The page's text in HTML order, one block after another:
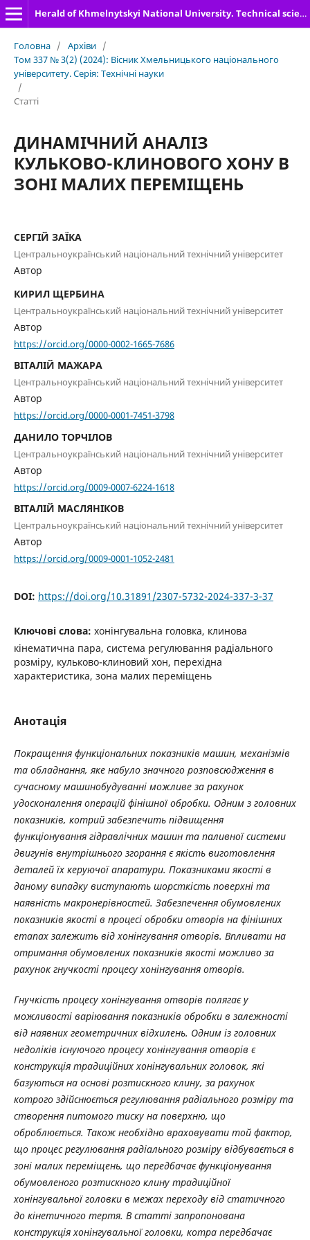
Herald of Khmelnytskyi National University. Technical sciences
Головна / Архіви /
Том 337 № 3(2) (2024): Вісник Хмельницького національного
університету. Серія: Технічні науки
/
Статті
ДИНАМІЧНИЙ АНАЛІЗ
КУЛЬКОВО-КЛИНОВОГО ХОНУ В
ЗОНІ МАЛИХ ПЕРЕМІЩЕНЬ
СЕРГІЙ ЗАЇКА
Центральноукраїнський національний технічний університет
Автор
КИРИЛ ЩЕРБИНА
Центральноукраїнський національний технічний університет
Автор
https://orcid.org/0000-0002-1665-7686
ВІТАЛІЙ МАЖАРА
Центральноукраїнський національний технічний університет
Автор
https://orcid.org/0000-0001-7451-3798
ДАНИЛО ТОРЧІЛОВ
Центральноукраїнський національний технічний університет
Автор
https://orcid.org/0009-0007-6224-1618
ВІТАЛІЙ МАСЛЯНІКОВ
Центральноукраїнський національний технічний університет
Автор
https://orcid.org/0009-0001-1052-2481
DOI: https://doi.org/10.31891/2307-5732-2024-337-3-37
Ключові слова: хонінгувальна головка, клинова
кінематична пара, система регулювання радіального
розміру, кульково-клиновий хон, перехідна
характеристика, зона малих переміщень
Анотація
Покращення функціональних показників машин, механізмів
та обладнання, яке набуло значного розповсюдження в
сучасному машинобудуванні можливе за рахунок
удосконалення операцій фінішної обробки. Одним з головних
показників, котрий забезпечить підвищення
функціонування гідравлічних машин та паливної системи
двигунів внутрішнього згорання є якість виготовлення
деталей їх керуючої апаратури. Показниками якості в
даному випадку виступають шорсткість поверхні та
наявність макронерівностей. Забезпечення обумовлених
показників якості в процесі обробки отворів на фінішних
етапах залежить від хонінгування отворів. Впливати на
отримання обумовлених показників якості можливо за
рахунок гнучкості процесу хонінгування отворів.
Гнучкість процесу хонінгування отворів полягає у
можливості варіювання показників обробки в залежності
від наявних геометричних відхилень. Одним із головних
недоліків існуючого процесу хонінгування отворів є
конструкція традиційних хонінгувальних головок, які
базуються на основі розтискного клину, за рахунок
котрого здійснюється регулювання радіального розміру та
створення питомого тиску на поверхню, що
оброблюється. Також необхідно враховувати той фактор,
що процес регулювання радіального розміру відбувається в
зоні малих переміщень, що передбачає функціонування
обумовленого розтискного клину традиційної
хонінгувальної головки в межах переходу від статичного
до кінетичного тертя. В статті запропонована
конструкція хонінгувальної головки, котра передбачає